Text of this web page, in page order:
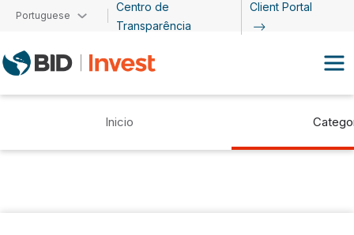
Passar para o conteúdo principal
Portuguese
Centro de
Transparência
Client Portal
Inicio